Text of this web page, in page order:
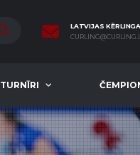
LATVIJAS
TURNĪRI